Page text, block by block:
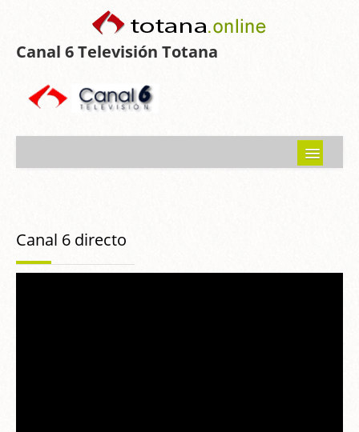
Canal 6 Televisión Totana
Programas emitidos
Canal 6 directo